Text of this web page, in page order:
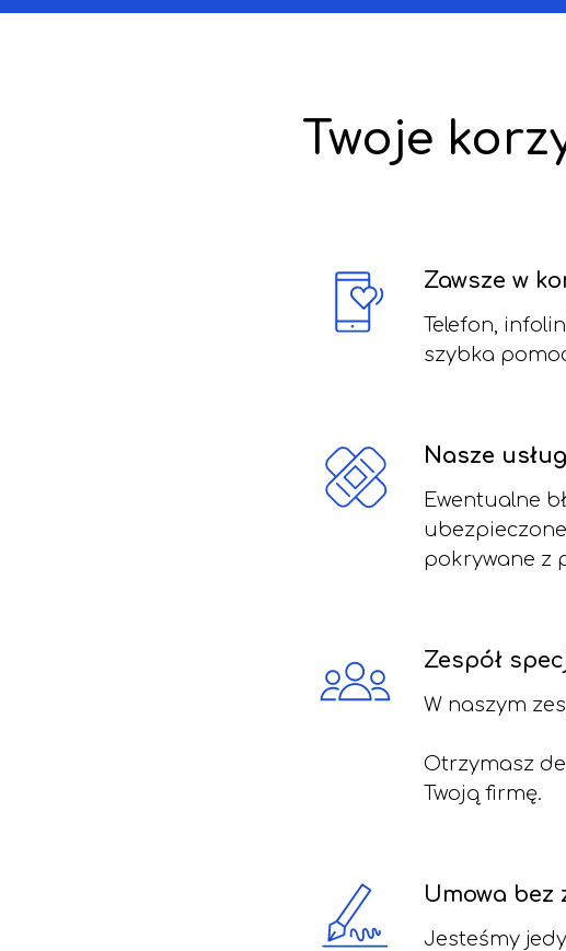
Twoje
Zawsze w
Telefon,
szybka
Nasze
Ewentualne
pokrywane z
Zespół
W naszym
Otrzymasz
Twoją firmę.
Umowa bez
Jesteśmy